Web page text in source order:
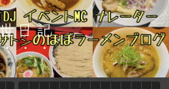
日記